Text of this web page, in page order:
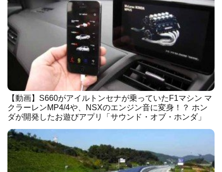
【動画】S660がアイルトンセナが乗っていたF1マシン マ
クラーレンMP4/4や、NSXのエンジン音に変身！？ ホン
ダが開発したお遊びアプリ「サウンド・オブ・ホンダ」